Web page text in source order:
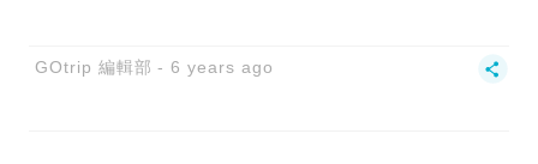
GOtrip 編輯部 6 years ago